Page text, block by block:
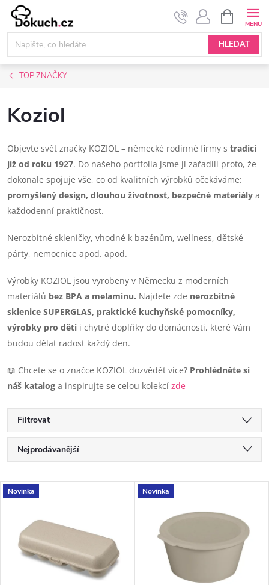
Přejít
obsah
HLEDAT
NÁKUPNÍ
KOŠÍK
TOP ZNAČKY
Koziol
Objevte svět značky KOZIOL – německé rodinné firmy s tradicí
již od roku 1927. Do našeho portfolia jsme ji zařadili proto, že
dokonale spojuje vše, co od kvalitních výrobků očekáváme:
promyšlený design, dlouhou životnost, bezpečné materiály a
každodenní praktičnost.
Nerozbitné skleničky, vhodné k bazénům, wellness, dětské
párty, nemocnice apod. apod.
Výrobky KOZIOL jsou vyrobeny v Německu z moderních
materiálů bez BPA a melaminu. Najdete zde nerozbitné
sklenice SUPERGLAS, praktické kuchyňské pomocníky,
výrobky pro děti i chytré doplňky do domácnosti, které Vám
budou dělat radost každý den.
📖 Chcete se o značce KOZIOL dozvědět více? Prohlédněte si
náš katalog a inspirujte se celou kolekcí zde
Filtrovat
Ř
a
e
Nejprodávanější
Nejlevnější
Nejdražší
Abecedně
V
p
Novinka Novinka